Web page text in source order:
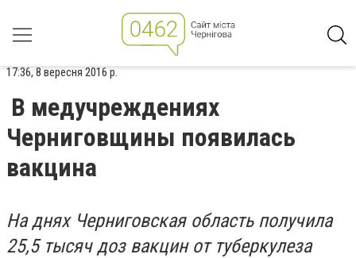
17:36, 8 вересня 2016 р.
В медучреждениях
Черниговщины появилась
вакцина
На днях Черниговская область получила
25,5 тысяч доз вакцин от туберкулеза